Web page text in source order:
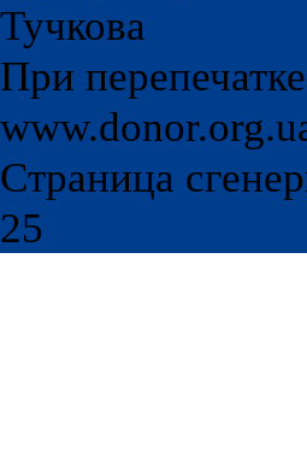
Тучкова
При
Страница
25